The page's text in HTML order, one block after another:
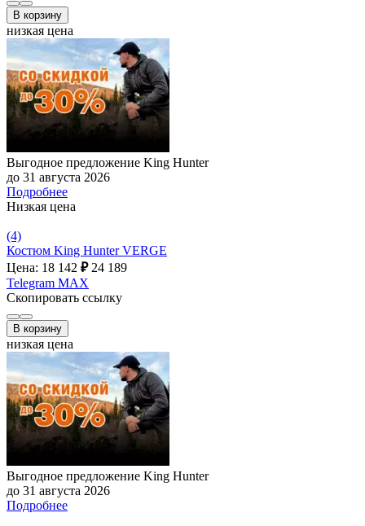
В корзину
низкая цена
Выгодное предложение King Hunter
до 31 августа 2026
Подробнее
Низкая цена
(4)
Костюм King Hunter VERGE
Цена: 18 142 ₽ 24 189
Telegram MAX
Скопировать ссылку
В корзину
низкая цена
Выгодное предложение King Hunter
до 31 августа 2026
Подробнее